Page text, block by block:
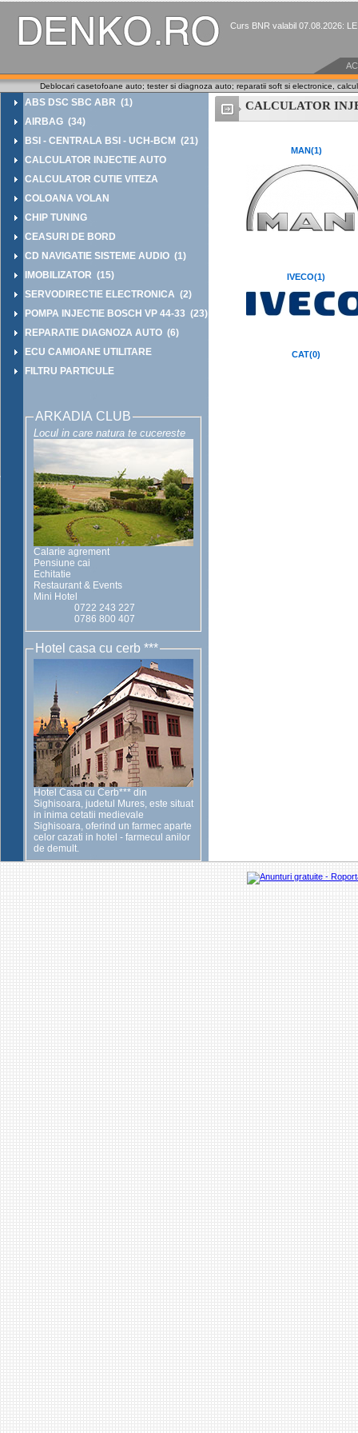
Curs BNR valabil 07.08.2026:
Deblocari casetofoane auto; tester si diagnoza auto; reparatii soft si electronice,
ABS DSC SBC ABR (1)
AIRBAG (34)
BSI - CENTRALA BSI - UCH-BCM (21)
CALCULATOR INJECTIE AUTO
CALCULATOR CUTIE VITEZA
COLOANA VOLAN
CHIP TUNING
CEASURI DE BORD
CD NAVIGATIE SISTEME AUDIO (1)
IMOBILIZATOR (15)
SERVODIRECTIE ELECTRONICA (2)
POMPA INJECTIE BOSCH VP 44-33 (23)
REPARATIE DIAGNOZA AUTO (6)
ECU CAMIOANE UTILITARE
FILTRU PARTICULE
ARKADIA CLUB
Locul in care natura te cucereste
Calarie agrement
Pensiune cai
Echitatie
Restaurant & Events
Mini Hotel
0722 243 227
0786 800 407
Hotel casa cu cerb ***
Hotel Casa cu Cerb*** din
Sighisoara, judetul Mures, este situat
in inima cetatii medievale
Sighisoara, oferind un farmec aparte
celor cazati in hotel - farmecul anilor
de demult.
CALCULATOR
MAN(1)
IVECO(1)
CAT(0)